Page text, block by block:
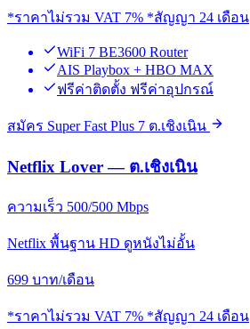
*ราคาไม่รวม VAT 7% *สัญญา 24 เดือน
WiFi 7 BE3600 Router
AIS Playbox + HBO MAX
ฟรีค่าติดตั้ง ฟรีค่าอุปกรณ์
สมัคร Super Fast Plus 7 ต.เชิงเนิน
Netflix Lover — ต.เชิงเนิน
ความเร็ว 500/500 Mbps
Netflix พื้นฐาน HD ดูหนังไม่อั้น
699 บาท/เดือน
*ราคาไม่รวม VAT 7% *สัญญา 24 เดือน